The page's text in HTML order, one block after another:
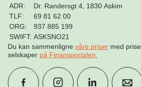
ADR:
Dr. Randersgt 4, 1830 Askim
TLF:
69 81 62 00
ORG:
937 885 199
SWIFT: ASKSNO21
Du kan sammenligne våre priser med
selskaper på Finansportalen